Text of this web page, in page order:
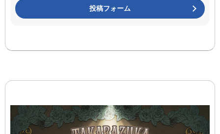
投稿フォーム